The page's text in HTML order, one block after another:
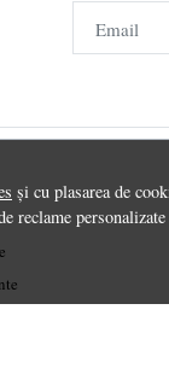
și cu plasarea de
reclame
Email